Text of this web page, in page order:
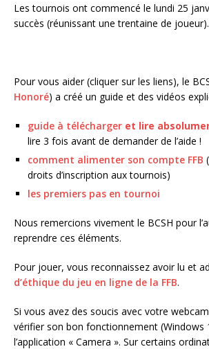
Les tournois ont commencé le lundi 25
succès (réunissant une trentaine de joueur).
Pour vous aider (cliquer sur les liens), le
Honoré) a créé un guide et des vidéos
guide à télécharger et lire
lire 3 fois avant de demander de l’aide !
comment alimenter son compte FFB
droits d’inscription aux tournois)
les premiers pas en tournoi
Nous remercions vivement le BCSH pour
reprendre ces éléments.
Pour jouer, vous reconnaissez avoir lu et
d’éthique du jeu en ligne de la FFB.
Si vous avez des soucis avec votre
vérifier son bon fonctionnement (Windows
l’application « Camera ». Sur certains